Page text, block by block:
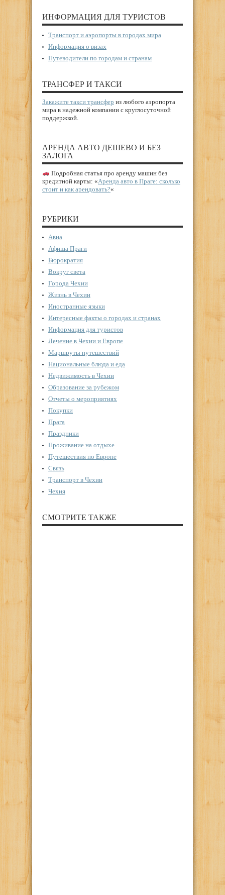
ИНФОРМАЦИЯ ДЛЯ ТУРИСТОВ
Транспорт и аэропорты в городах мира
Информация о визах
Путеводители по городам и странам
ТРАНСФЕР И ТАКСИ
Закажите такси трансфер из любого аэропорта
мира в надежной компании с круглосуточной
поддержкой.
АРЕНДА АВТО ДЕШЕВО И БЕЗ
ЗАЛОГА
Подробная статья про аренду машин без
кредитной карты: «Аренда авто в Праге: сколько
стоит и как арендовать?«
РУБРИКИ
Авиа
Афиша Праги
Бюрократия
Вокруг света
Города Чехии
Жизнь в Чехии
Иностранные языки
Интересные факты о городах и странах
Информация для туристов
Лечение в Чехии и Европе
Маршруты путешествий
Национальные блюда и еда
Недвижимость в Чехии
Образование за рубежом
Отчеты о мероприятиях
Покупки
Прага
Праздники
Проживание на отдыхе
Путешествия по Европе
Связь
Транспорт в Чехии
Чехия
СМОТРИТЕ ТАКЖЕ